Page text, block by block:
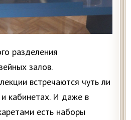
разделения
залов.
встречаются чуть ли
кабинетах. И даже в
есть наборы